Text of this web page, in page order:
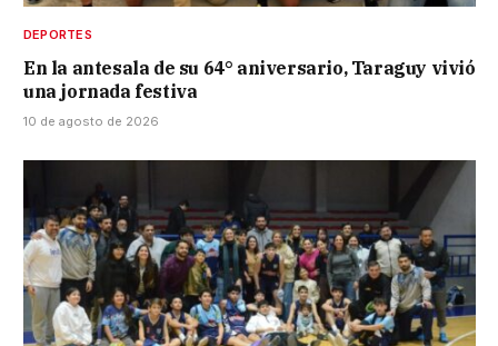
DEPORTES
En la antesala de su 64° aniversario, Taraguy vivió
una jornada festiva
10 de agosto de 2026